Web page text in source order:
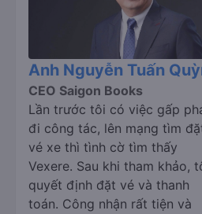
Anh Nguyễn Tuấn
CEO Saigon Books
Lần trước tôi có việc gấp
đi công tác, lên mạng tìm
vé xe thì tình cờ tìm thấy
Vexere. Sau khi tham khảo,
quyết định đặt vé và thanh
toán. Công nhận rất tiện và